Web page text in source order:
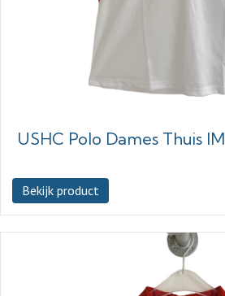
USHC Polo Dames Thuis IM
Bekijk product